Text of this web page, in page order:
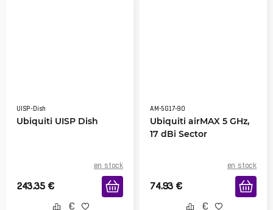
UISP-Dish
Ubiquiti UISP Dish
en stock
243.35 €
AM-5G17-90
Ubiquiti airMAX 5 GHz,
17 dBi Sector
en stock
74.93 €